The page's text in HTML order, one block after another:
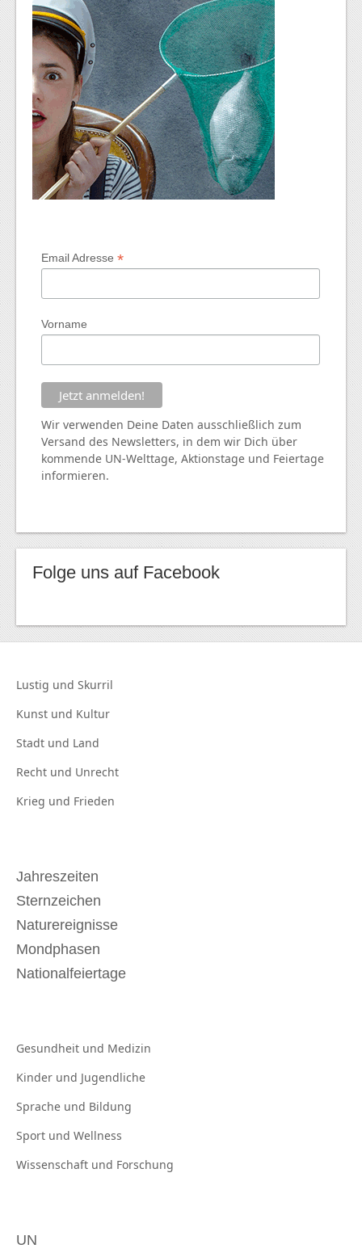
Email Adresse*
Vorname
Wir verwenden Deine Daten ausschließlich zum
Versand des Newsletters, in dem wir Dich über
kommende UN-Welttage, Aktionstage und Feiertage
informieren.
Folge uns auf Facebook
Lustig und Skurril
Kunst und Kultur
Stadt und Land
Recht und Unrecht
Krieg und Frieden
Jahreszeiten
Sternzeichen
Naturereignisse
Mondphasen
Nationalfeiertage
Gesundheit und Medizin
Kinder und Jugendliche
Sprache und Bildung
Sport und Wellness
Wissenschaft und Forschung
UN